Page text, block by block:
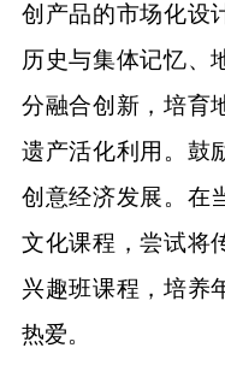
创产品的市场化设
历史与集体记忆、
分融合创新，培育
遗产活化利用。鼓
创意经济发展。在
文化课程，尝试将
兴趣班课程，培养
热爱。